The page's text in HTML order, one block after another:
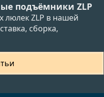
подъёмники ZLP
люлек ZLP в нашей
сборка,